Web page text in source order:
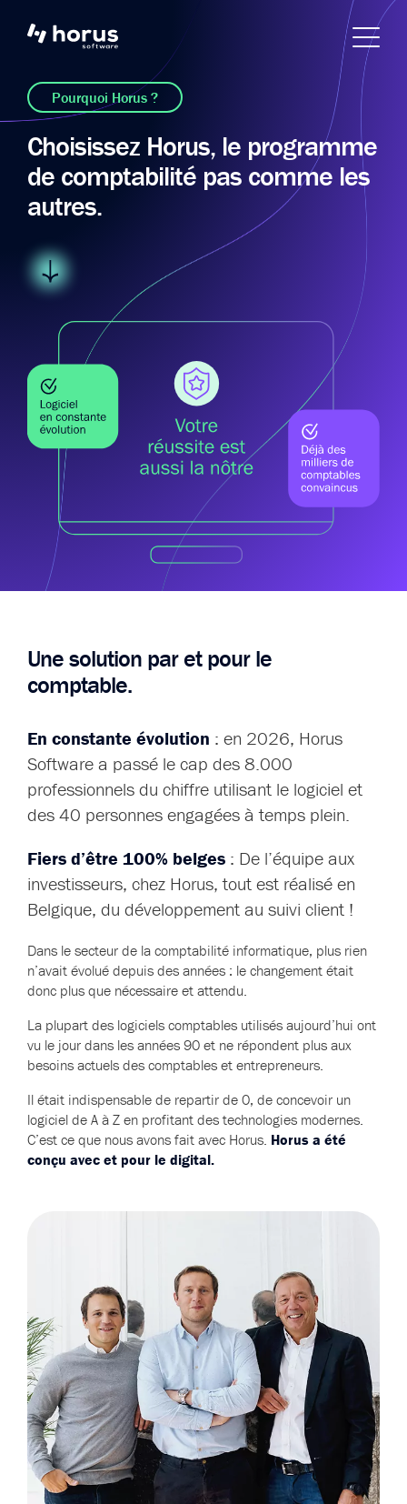
Pourquoi Horus ?
Choisissez Horus, le programme
de comptabilité pas comme les
autres.
Une solution paret pour le
comptable.
En constante évolution : en 2026, Horus
Software a passé le cap des 8.000
professionnels du chiffre utilisant le logiciel et
des 40 personnes engagées à temps plein.
Fiers d’être 100% belges : De l’équipe aux
investisseurs, chez Horus, tout est réalisé en
Belgique, du développement au suivi client !
Dans le secteur de la comptabilité informatique, plus rien
n’avait évolué depuis des années : le changement était
donc plus que nécessaire et attendu.
La plupart des logiciels comptables utilisés aujourd’hui ont
vu le jour dans les années 90 et ne répondent plus aux
besoins actuels des comptables et entrepreneurs.
Il était indispensable de repartir de 0, de concevoir un
logiciel de A à Z en profitant des technologies modernes.
C’est ce que nous avons fait avec Horus. Horus a été
conçu avec et pour le digital.